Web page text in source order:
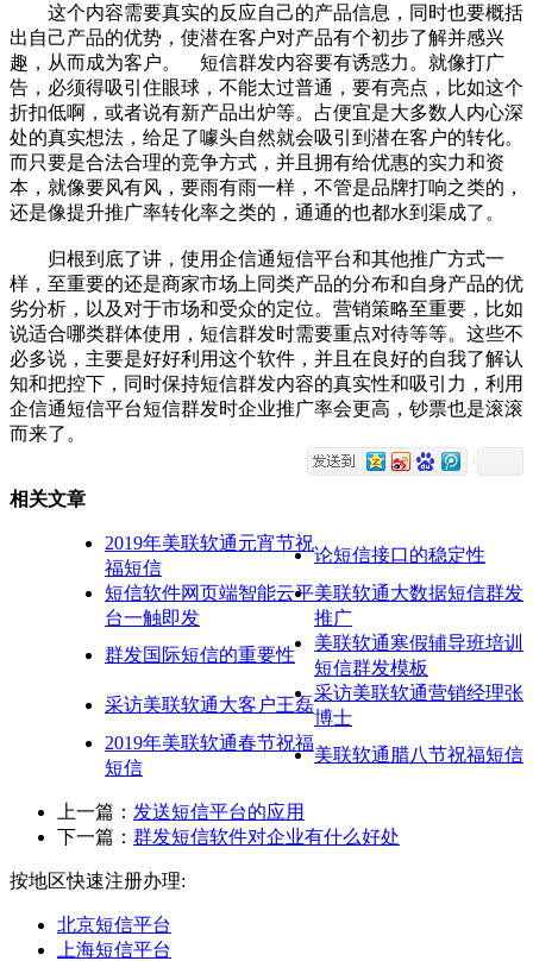
这个内容需要真实的反应自己的产品信息，同时也要概括
出自己产品的优势，使潜在客户对产品有个初步了解并感兴
趣，从而成为客户。 短信群发内容要有诱惑力。就像打广
告，必须得吸引住眼球，不能太过普通，要有亮点，比如这个
折扣低啊，或者说有新产品出炉等。占便宜是大多数人内心深
处的真实想法，给足了噱头自然就会吸引到潜在客户的转化。
而只要是合法合理的竞争方式，并且拥有给优惠的实力和资
本，就像要风有风，要雨有雨一样，不管是品牌打响之类的，
还是像提升推广率转化率之类的，通通的也都水到渠成了。
归根到底了讲，使用企信通短信平台和其他推广方式一
样，至重要的还是商家市场上同类产品的分布和自身产品的优
劣分析，以及对于市场和受众的定位。营销策略至重要，比如
说适合哪类群体使用，短信群发时需要重点对待等等。这些不
必多说，主要是好好利用这个软件，并且在良好的自我了解认
知和把控下，同时保持短信群发内容的真实性和吸引力，利用
企信通短信平台短信群发时企业推广率会更高，钞票也是滚滚
而来了。
相关文章
2019年美联软通元宵节祝
福短信
论短信接口的稳定性
短信软件网页端智能云平
台一触即发
美联软通大数据短信群发
推广
群发国际短信的重要性
美联软通寒假辅导班培训
短信群发模板
采访美联软通大客户王磊
采访美联软通营销经理张
博士
2019年美联软通春节祝福
短信
美联软通腊八节祝福短信
上一篇： 发送短信平台的应用
下一篇： 群发短信软件对企业有什么好处
按地区快速注册办理:
北京短信平台
上海短信平台